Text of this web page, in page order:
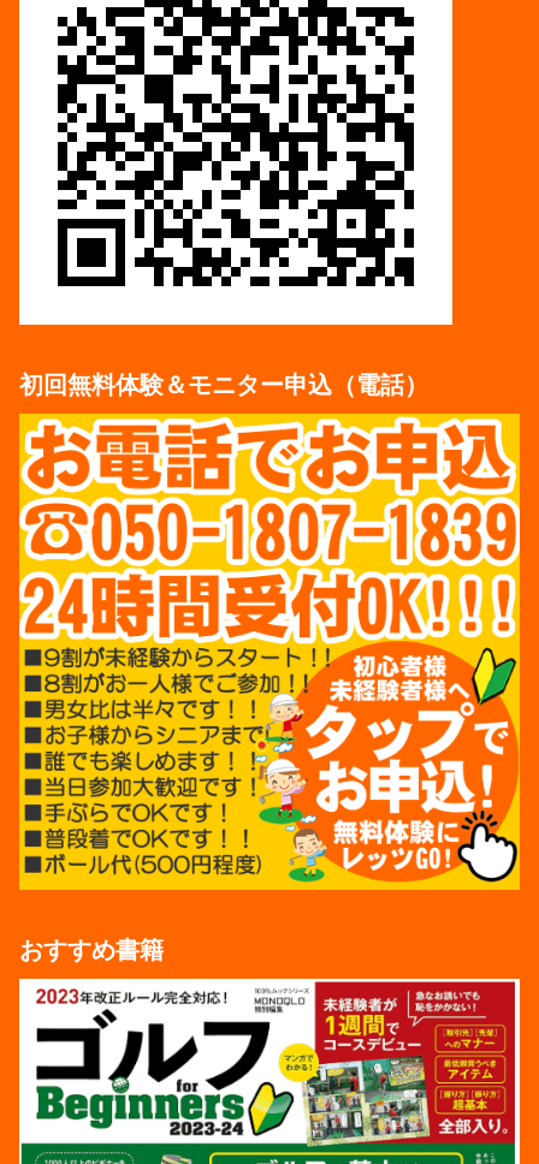
初回無料体験＆モニター申込（電話）
おすすめ書籍